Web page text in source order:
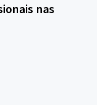
nas